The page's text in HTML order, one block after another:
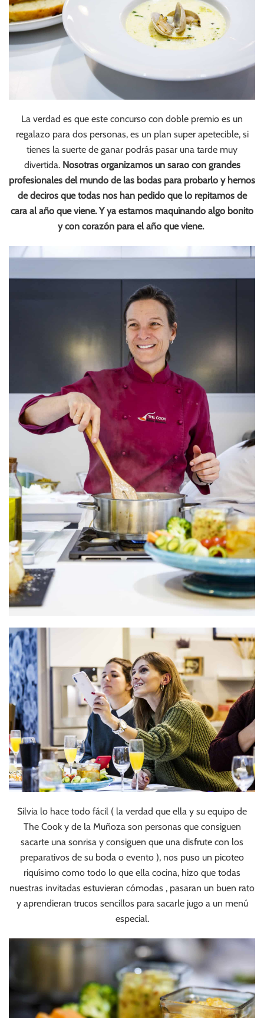
La verdad es que este concurso con doble premio es un
regalazo para dos personas, es un plan super apetecible, si
tienes la suerte de ganar podrás pasar una tarde muy
divertida. Nosotras organizamos un sarao con grandes
profesionales del mundo de las bodas para probarlo y hemos
de deciros que todas nos han pedido que lo repitamos de
cara al año que viene. Y ya estamos maquinando algo bonito
y con corazón para el año que viene.
Silvia lo hace todo fácil ( la verdad que ella y su equipo de
The Cook y de la Muñoza son personas que consiguen
sacarte una sonrisa y consiguen que una disfrute con los
preparativos de su boda o evento ), nos puso un picoteo
riquísimo como todo lo que ella cocina, hizo que todas
nuestras invitadas estuvieran cómodas , pasaran un buen rato
y aprendieran trucos sencillos para sacarle jugo a un menú
especial.